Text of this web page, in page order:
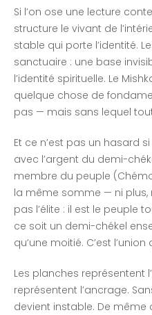
Si l’on ose une lecture
structure le vivant de
stable qui porte l’identité.
sanctuaire : une base
l’identité spirituelle. Le
quelque chose de
pas — mais sans lequel
Et ce n’est pas un hasard
avec l’argent du demi-
membre du peuple
la même somme — ni plus,
pas l’élite : il est le peuple
ce soit un demi-chékel
qu’une moitié. C’est
Les planches représentent
représentent l’ancrage.
devient instable. De même